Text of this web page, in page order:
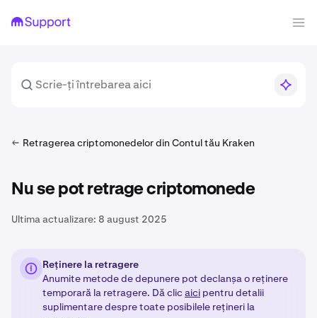
Retragerea criptomonedelor din Contul tău Kraken
Nu se pot retrage criptomonede
Ultima actualizare: 8 august 2025
Reținere la retragere
Anumite metode de depunere pot declanșa o reținere
temporară la retragere. Dă clic aici pentru detalii
suplimentare despre toate posibilele rețineri la